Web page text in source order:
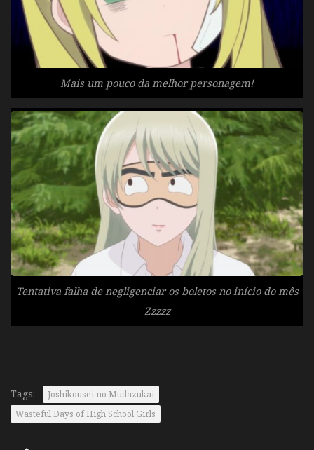
Mais um pouco da melhor personagem!
Tentativa falha de negligenciar os boletos no início do mês
Zzzzz
Tags:
Joshikousei no Mudazukai
Wasteful Days of High School Girls